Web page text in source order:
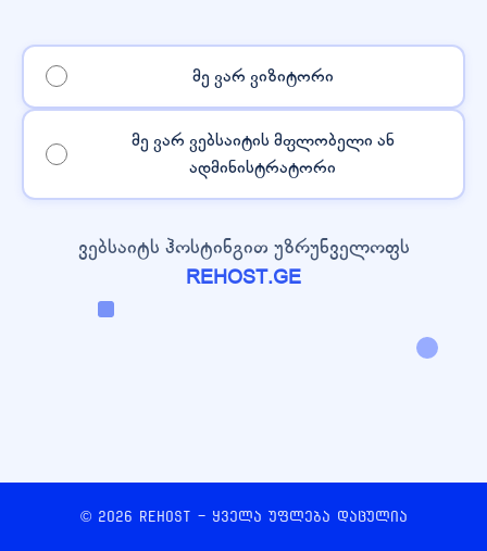
მე ვარ ვიზიტორი
მე ვარ ვებსაიტის მფლობელი ან
ადმინისტრატორი
ვებსაიტს ჰოსტინგით უზრუნველოფს
REHOST.GE
© 2026 REHOST - ყველა უფლება დაცულია